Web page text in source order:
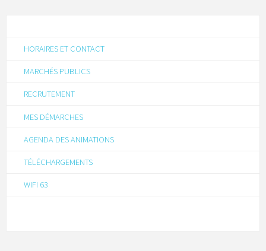
HORAIRES ET CONTACT
MARCHÉS PUBLICS
RECRUTEMENT
MES DÉMARCHES
AGENDA DES ANIMATIONS
TÉLÉCHARGEMENTS
WIFI 63